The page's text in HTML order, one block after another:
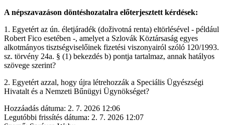
A népszavazáson döntéshozatalra előterjesztett kérdések:
1. Egyetért az ún. életjáradék (doživotná renta) eltörlésével - például
Robert Fico esetében -, amelyet a Szlovák Köztársaság egyes
alkotmányos tisztségviselőinek fizetési viszonyairól szóló 120/1993.
sz. törvény 24a. § (1) bekezdés b) pontja tartalmaz, annak hatályos
szövege szerint?
2. Egyetért azzal, hogy újra létrehozzák a Speciális Ügyészségi
Hivatalt és a Nemzeti Bűnügyi Ügynökséget?
Hozzáadás dátuma: 2. 7. 2026 12:06
Legutóbbi frissítés dátuma: 2. 7. 2026 12:07